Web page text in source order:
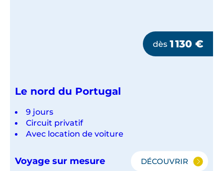
dès 1 130 €
Le nord du Portugal
9 jours
Circuit privatif
Avec location de voiture
Voyage sur mesure DÉCOUVRIR
LE